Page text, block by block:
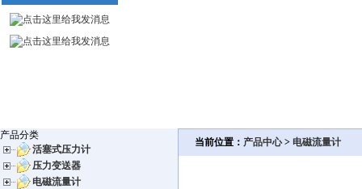
产品分类
活塞式压力计
压力变送器
电磁流量计
当前位置： 产品中心> 电磁流量计